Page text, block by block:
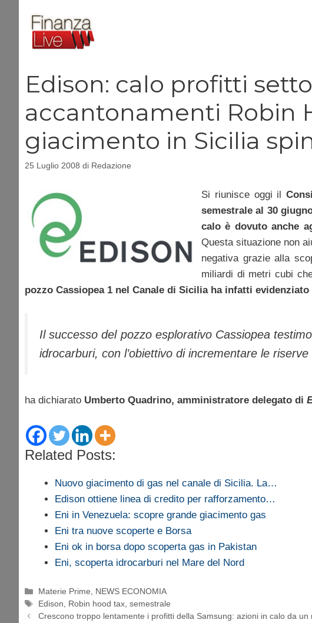
contenuto
Edison: calo profitti
accantonamenti Robin
giacimento in Sicilia
25 Luglio 2008 di Redazione
Si riunisce oggi il
semestrale al 30
calo è dovuto anche
Questa situazione non
negativa grazie alla
miliardi di metri cubi
pozzo Cassiopea 1 nel Canale di Sicilia ha infatti
Il successo del pozzo esplorativo Cassiopea
idrocarburi, con l’obiettivo di incrementare le
ha dichiarato Umberto Quadrino, amministratore delegato di
Related Posts:
Nuovo giacimento di gas nel canale di Sicilia. La…
Edison ottiene linea di credito per rafforzamento…
Eni in Venezuela: scopre grande giacimento gas
Eni tra nuove scoperte e Borsa
Eni ok in borsa dopo scoperta gas in Pakistan
Eni, scoperta idrocarburi nel Mare del Nord
Categorie
Materie Prime, NEWS ECONOMIA
Tag
Edison, Robin hood tax,semestrale
Crescono troppo lentamente i profitti della Samsung: azioni in calo da un